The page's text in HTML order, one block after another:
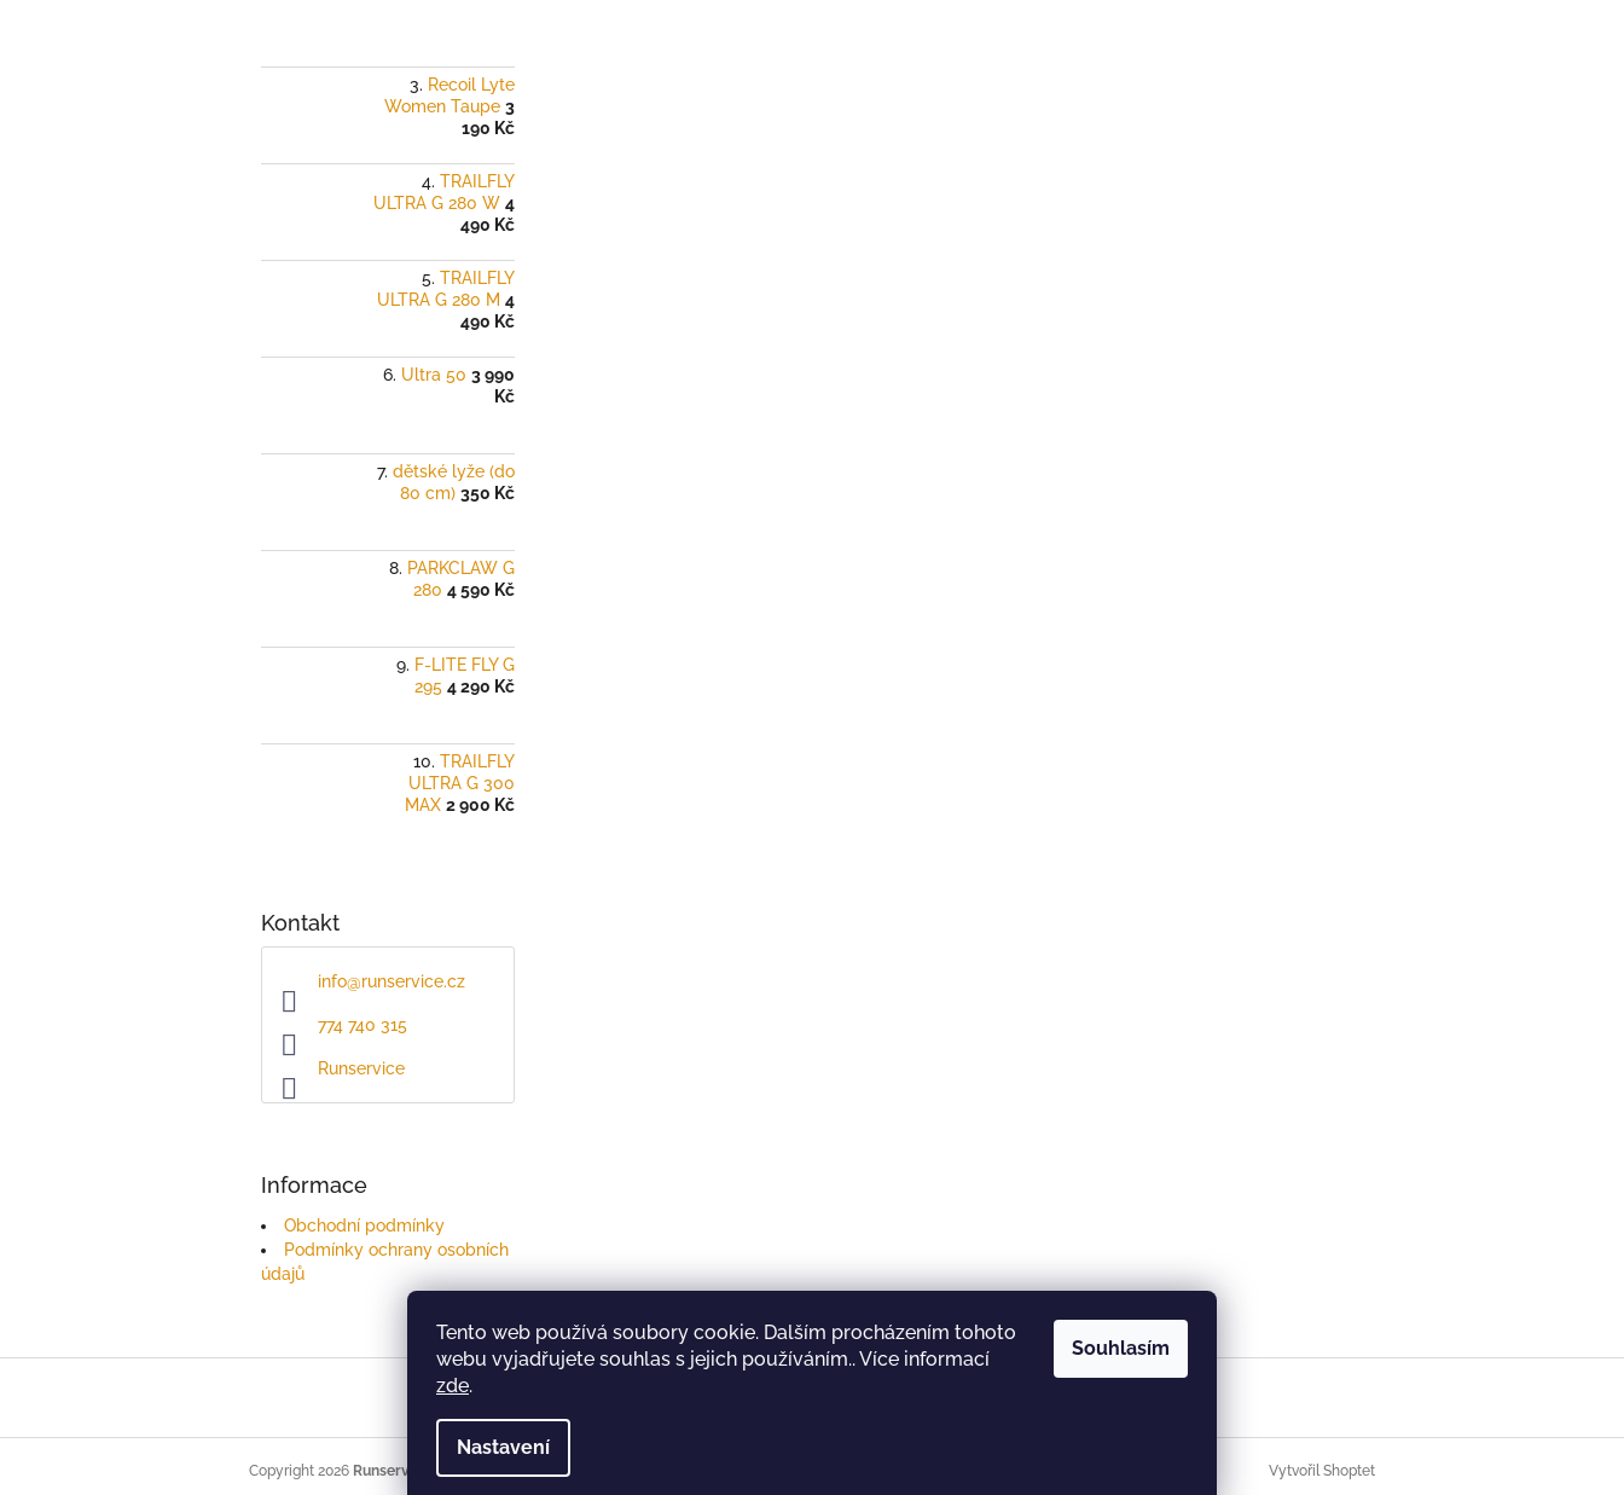
Tento web používá soubory cookie. Dalším procházením tohoto
webu vyjadřujete souhlas s jejich používáním.. Více informací
zde.
Nastavení
Souhlasím
Recoil Lyte
Women Taupe 3
190 Kč
TRAILFLY
ULTRA G 280 W 4
490 Kč
TRAILFLY
ULTRA G 280 M 4
490 Kč
Ultra 50 3 990
Kč
dětské lyže (do
80 cm) 350 Kč
PARKCLAW G
280 4 590 Kč
F-LITE FLY G
295 4 290 Kč
TRAILFLY
ULTRA G 300
MAX 2 900 Kč
Kontakt
info@runservice.cz
774 740 315
Runservice
Informace
Obchodní podmínky
Podmínky ochrany osobních
údajů
Vytvořil Shoptet
Copyright 2026 Runservice . Všechna práva vyhrazena.